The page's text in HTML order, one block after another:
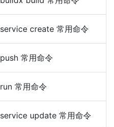
create 常用命令
常用命令
常用命令
update 常用命令